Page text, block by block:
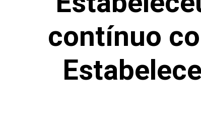
contínuo